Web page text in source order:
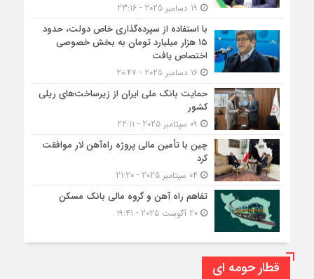
با استفاده از سپرده‌گذاری خاص دولت، حدود
۱۵ هزار میلیارد تومان به بخش خصوصی
اختصاص یافت
16 دسامبر 2025 - 20:47
حمایت بانک ملی ایران از زیرساخت‌های ریلی
کشور
چین با تأمین مالی پروژه راه‌آهن لار موافقت
کرد
تفاهم راه آهن و گروه مالی بانک مسکن
20 آگوست 2025 - 19:41
قطار حومه ای